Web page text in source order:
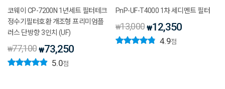
코웨이 CP-7200N 1년세트 필터테크
정수기필터호환 개조형 프리미엄플
러스 단방향 3인치 (UF)
₩77,100 ₩73,250
5.0점
PnP-UF-T4000 1차 세디멘트 필터
₩13,000 ₩12,350
4.9점